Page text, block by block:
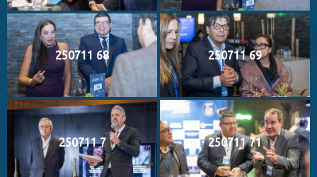
250711 68 250711 69
250711 7 250711 71